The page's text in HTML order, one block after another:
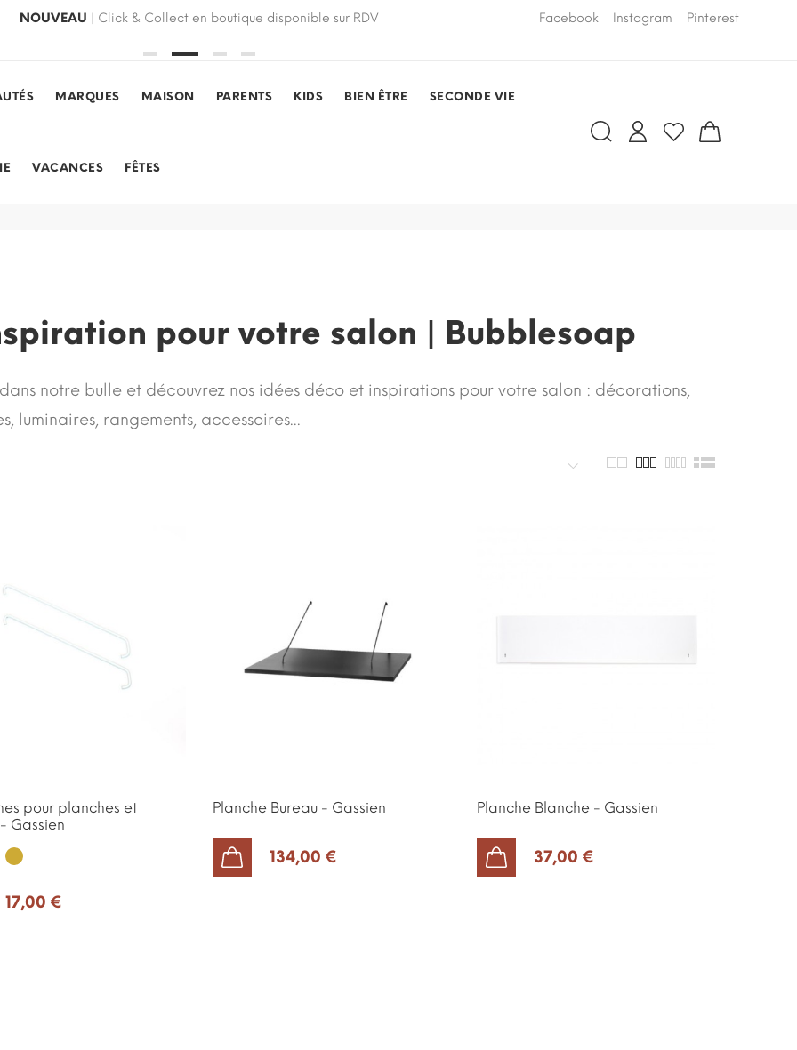
NOUVEAU | Click & Collect en boutique disponible sur RDV LIVRAISON PAR COURSIER OFFERTEdans un
Facebook Instagram Pinterest
MARQUES MAISON PARENTS KIDS BIEN ÊTRE SECONDE VIE
VACANCES FÊTES
pour votre salon | Bubblesoap
notre bulle et découvrez nos idées déco et inspirations pour votre salon : décorations,
luminaires, rangements, accessoires...
pour planches et
Gassien
Or
17,00 €
Planche Bureau - Gassien
134,00 €
Planche Blanche - Gassien
37,00 €